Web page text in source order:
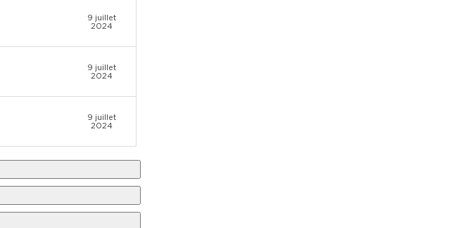
9 juillet
2024
9 juillet
2024
9 juillet
2024